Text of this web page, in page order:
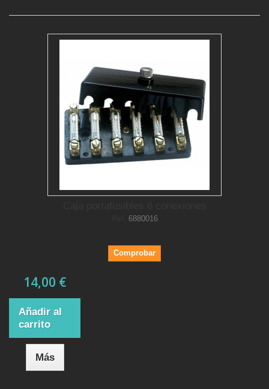
6880016
Comprobar
14,00 €
Añadir al
carrito
Más